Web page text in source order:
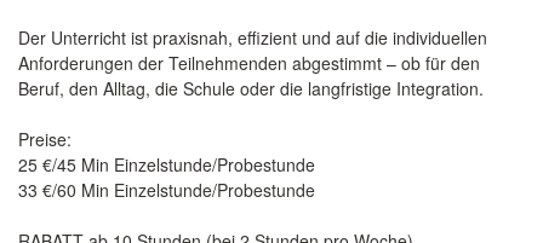
Der Unterricht ist praxisnah, effizient und auf die individuellen
Anforderungen der Teilnehmenden abgestimmt – ob für den
Beruf, den Alltag, die Schule oder die langfristige Integration.
Preise:
25 €/45 Min Einzelstunde/Probestunde
33 €/60 Min Einzelstunde/Probestunde